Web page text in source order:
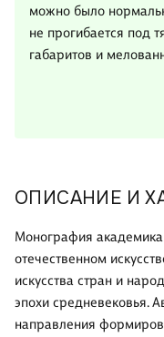
ОПИСАНИЕ И
Монография
отечественном
искусства стран и
эпохи средневековья.
направления
можно было
не прогибается под
габаритов и